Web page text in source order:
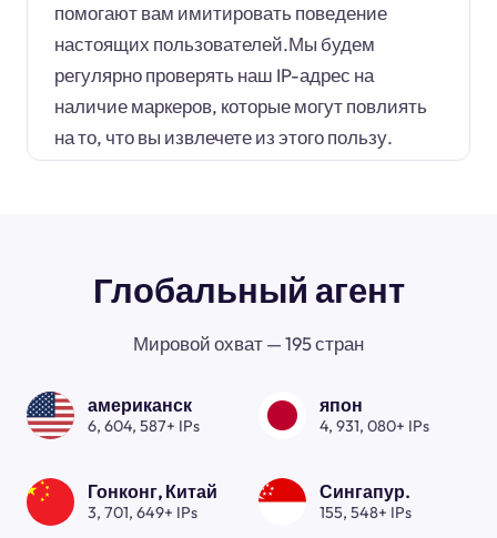
помогают вам имитировать поведение
настоящих пользователей.Мы будем
регулярно проверять наш IP-адрес на
наличие маркеров, которые могут повлиять
на то, что вы извлечете из этого пользу.
Глобальный агент
Мировой охват — 195 стран
американск
6, 604, 587+ IPs
япон
4, 931, 080+ IPs
Гонконг, Китай
3, 701, 649+ IPs
Сингапур.
155, 548+ IPs